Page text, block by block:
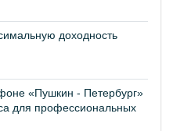
доходность
«Пушкин - Петербург»
для профессиональных